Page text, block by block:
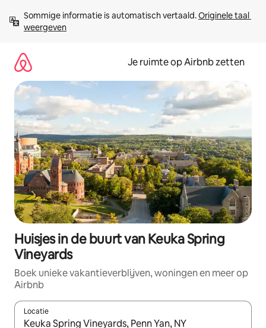
direct
naar
Sommige informatie is automatisch vertaald. Originele taal
weergeven
Je ruimte op Airbnb zetten
Huisjes in de buurt van Keuka Spring
Vineyards
Boek unieke vakantieverblijven, woningen en meer op
Airbnb
Locatie
Wanneer er suggesties beschikbaar zijn, maak je een keuze